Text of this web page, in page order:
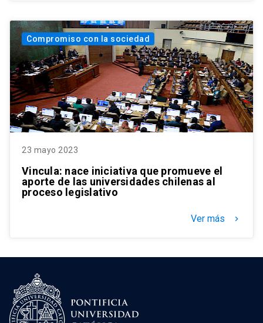
Compromiso con la sociedad
23 mayo 2023
Vincula: nace iniciativa que promueve el
aporte de las universidades chilenas al
proceso legislativo
Ver más keyboard_arrow_right